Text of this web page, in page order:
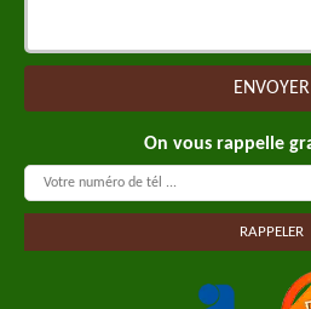
On vous rappelle